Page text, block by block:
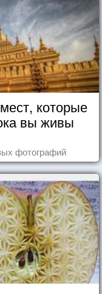
которые
вы живы
фотографий